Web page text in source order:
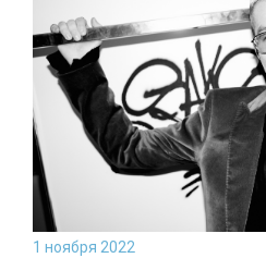
1 ноября 2022